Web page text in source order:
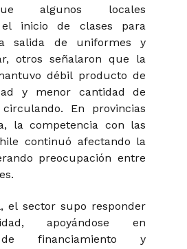
algunos locales
el inicio de clases para
salida de uniformes y
otros señalaron que la
débil producto de
y menor cantidad de
En provincias
la competencia con las
continuó afectando la
preocupación entre
el sector supo responder
apoyándose en
de financiamiento y